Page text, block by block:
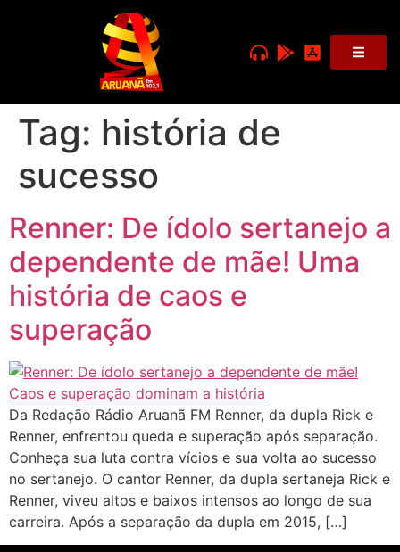
Tag: história de
sucesso
Renner: De ídolo sertanejo a
dependente de mãe! Uma
história de caos e
superação
Da Redação Rádio Aruanã FM Renner, da dupla Rick e
Renner, enfrentou queda e superação após separação.
Conheça sua luta contra vícios e sua volta ao sucesso
no sertanejo. O cantor Renner, da dupla sertaneja Rick e
Renner, viveu altos e baixos intensos ao longo de sua
carreira. Após a separação da dupla em 2015, […]